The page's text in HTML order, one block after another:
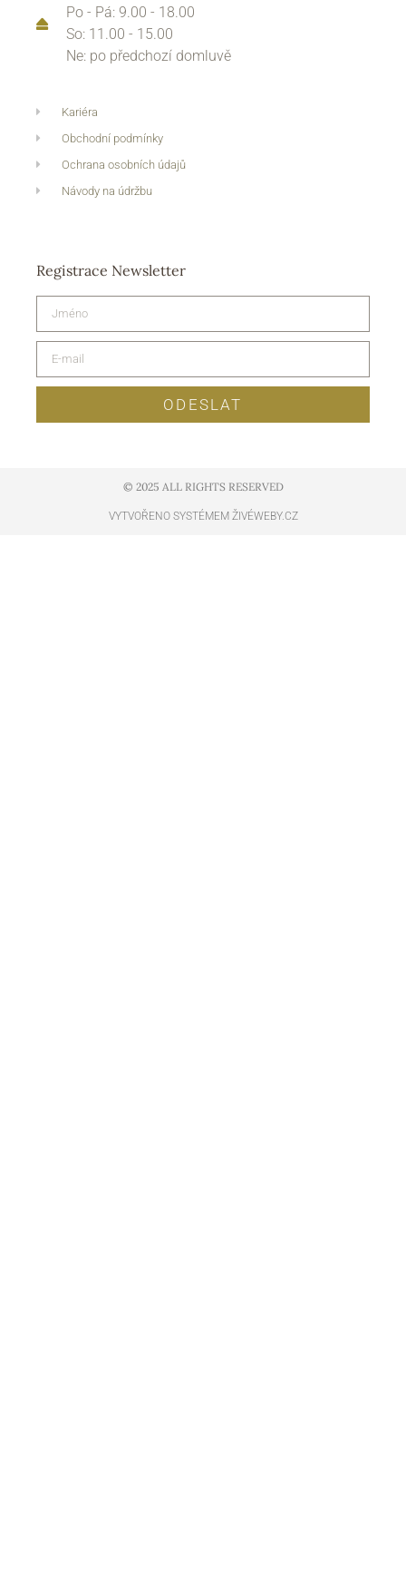
Po - Pá: 9.00 - 18.00
So: 11.00 - 15.00
Ne: po předchozí domluvě
Kariéra
Obchodní podmínky
Ochrana osobních údajů
Návody na údržbu
Registrace Newsletter
ODESLAT
© 2025 ALL RIGHTS RESERVED​
VYTVOŘENO SYSTÉMEM ŽIVÉWEBY.CZ